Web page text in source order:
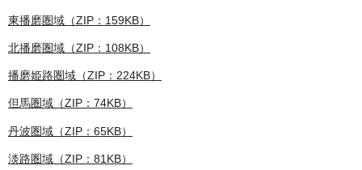
東播磨圏域（ZIP：159KB）
北播磨圏域（ZIP：108KB）
播磨姫路圏域（ZIP：224KB）
但馬圏域（ZIP：74KB）
丹波圏域（ZIP：65KB）
淡路圏域（ZIP：81KB）